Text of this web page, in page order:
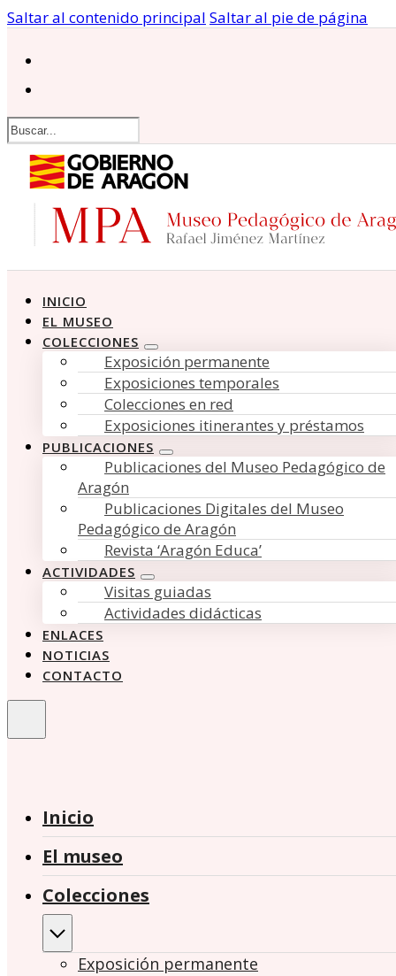
Saltar al contenido principal Saltar al pie de página
Buscar
INICIO
EL MUSEO
COLECCIONES
Exposición permanente
Exposiciones temporales
Colecciones en red
Exposiciones itinerantes y préstamos
PUBLICACIONES
Publicaciones del Museo Pedagógico de
Aragón
Publicaciones Digitales del Museo
Pedagógico de Aragón
Revista ‘Aragón Educa’
ACTIVIDADES
Visitas guiadas
Actividades didácticas
ENLACES
NOTICIAS
CONTACTO
Inicio
El museo
Colecciones
Exposición permanente